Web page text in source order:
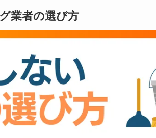
業者の選び方